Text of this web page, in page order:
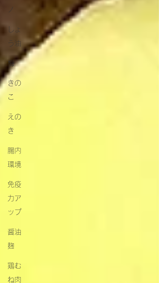
ノ
しょ
う油
梅
きの
こ
えの
き
腸内
環境
免疫
力ア
ップ
醤油
麹
鶏む
ね肉